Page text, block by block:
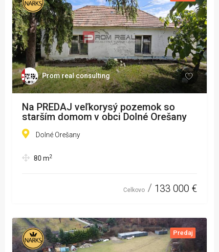
Prom real consulting
Na PREDAJ veľkorysý pozemok so
starším domom v obci Dolné Orešany
Dolné Orešany
80 m2
Celkovo 133 000 €
Predaj